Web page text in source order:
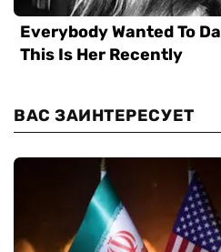
ВАС ЗАИНТЕРЕСУЕТ